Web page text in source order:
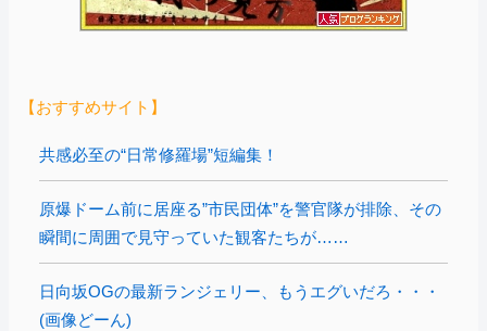
【おすすめサイト】
共感必至の“日常修羅場”短編集！
原爆ドーム前に居座る”市民団体”を警官隊が排除、その
瞬間に周囲で見守っていた観客たちが……
日向坂OGの最新ランジェリー、もうエグいだろ・・・
(画像どーん)